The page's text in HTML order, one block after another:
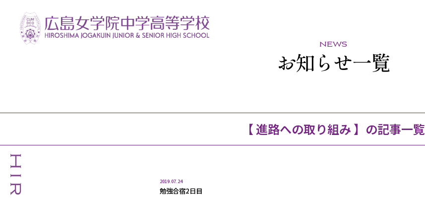
news
お知らせ一覧
【 進路への取り組み 】の記事一覧
2019.07.24
勉強合宿2日目